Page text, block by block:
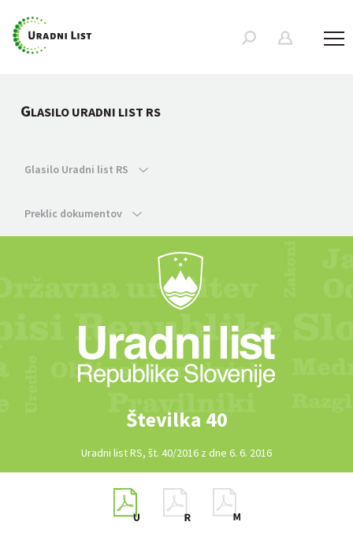
GLASILO URADNI LIST RS
Glasilo Uradni list RS
Preklic dokumentov
Številka 40
Uradni list RS, št. 40/2016 z dne 6. 6. 2016